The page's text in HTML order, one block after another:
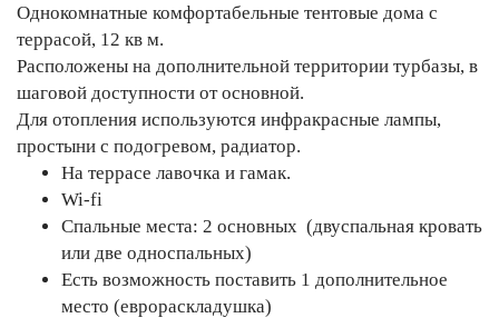
Однокомнатные комфортабельные тентовые дома с
террасой, 12 кв м.
Расположены на дополнительной территории турбазы, в
шаговой доступности от основной.
Для отопления используются инфракрасные лампы,
простыни с подогревом, радиатор.
На террасе лавочка и гамак.
Wi-fi
Спальные места: 2 основных (двуспальная кровать
или две односпальных)
Есть возможность поставить 1 дополнительное
место (еврораскладушка)